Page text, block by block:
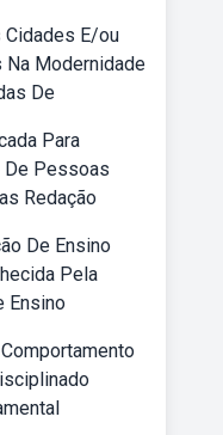
E/ou
Modernidade
De
Para
De Pessoas
Redação
De Ensino
Pela
Ensino